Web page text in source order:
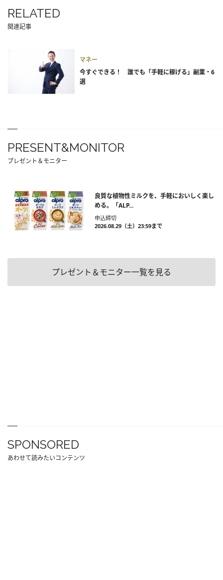
RELATED
関連記事
マネー
今すぐできる！ 誰でも「手軽に稼げる」副業・6
選
PRESENT&MONITOR
プレゼント＆モニター
良質な植物性ミルクを、手軽においしく楽し
める。「ALP...
申込締切
2026.08.29（土）23:59まで
プレゼント＆モニター一覧を見る
SPONSORED
あわせて読みたいコンテンツ